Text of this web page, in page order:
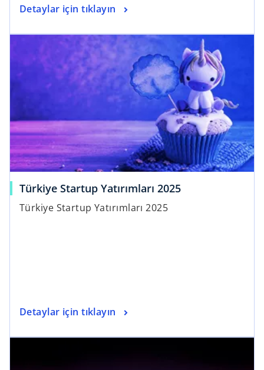
Detaylar için tıklayın
Türkiye Startup Yatırımları 2025
Türkiye Startup Yatırımları 2025
Detaylar için tıklayın